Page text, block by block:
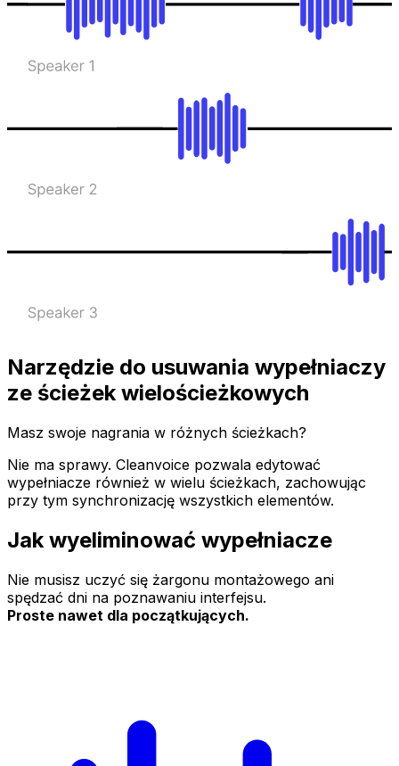
Narzędzie do usuwania wypełniaczy
ze ścieżek wielościeżkowych
Masz swoje nagrania w różnych ścieżkach?
Nie ma sprawy. Cleanvoice pozwala edytować
wypełniacze również w wielu ścieżkach, zachowując
przy tym synchronizację wszystkich elementów.
Jak wyeliminować wypełniacze
Nie musisz uczyć się żargonu montażowego ani
spędzać dni na poznawaniu interfejsu.
Proste nawet dla początkujących.